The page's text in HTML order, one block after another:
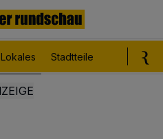
Lokales Stadtteile